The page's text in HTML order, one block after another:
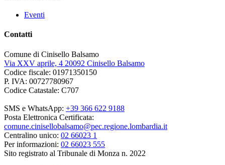
Eventi
Contatti
Comune di Cinisello Balsamo
Via XXV aprile, 4 20092 Cinisello Balsamo
Codice fiscale: 01971350150
P. IVA: 00727780967
Codice Catastale: C707
SMS e WhatsApp: +39 366 622 9188
Posta Elettronica Certificata:
comune.cinisellobalsamo@pec.regione.lombardia.it
Centralino unico: 02 66023 1
Per informazioni: 02 66023 555
Sito registrato al Tribunale di Monza n. 2022